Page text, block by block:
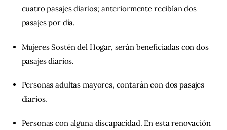
cuatro pasajes diarios; anteriormente recibían dos
pasajes por día.
Mujeres Sostén del Hogar, serán beneficiadas con dos
pasajes diarios.
Personas adultas mayores, contarán con dos pasajes
diarios.
Personas con alguna discapacidad. En esta renovación